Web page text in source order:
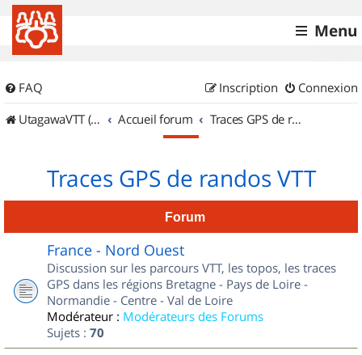
Menu
FAQ Connexion
Inscription
UtagawaVTT (Randos VTT et VTTAE avec traces GPS)
Accueil forum Traces GPS de randos VTT
Traces GPS de randos VTT
Forum
France - Nord Ouest
Discussion sur les parcours VTT, les topos, les traces
GPS dans les régions Bretagne - Pays de Loire -
Normandie - Centre - Val de Loire
Modérateur : Modérateurs des Forums
Sujets : 70